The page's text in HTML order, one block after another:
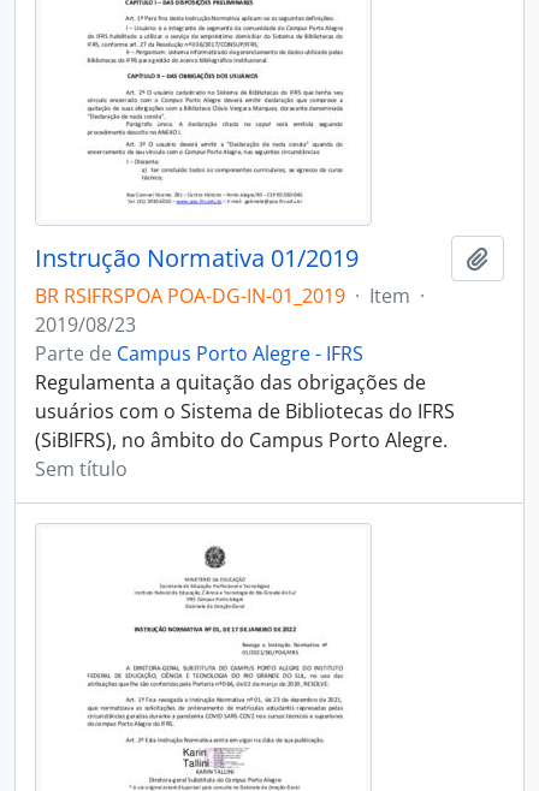
Instrução Normativa 01/2019
BR RSIFRSPOA POA-DG-IN-01_2019 · Item ·
2019/08/23
Parte de Campus Porto Alegre - IFRS
Regulamenta a quitação das obrigações de
usuários com o Sistema de Bibliotecas do IFRS
(SiBIFRS), no âmbito do Campus Porto Alegre.
Sem título